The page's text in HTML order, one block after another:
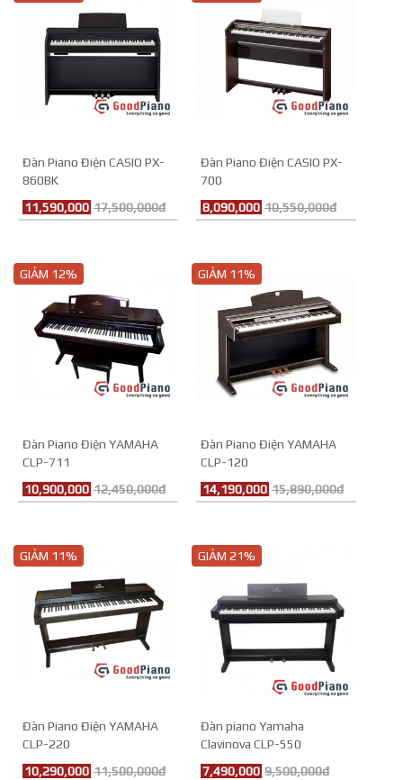
Đàn Piano Điện CASIO PX-
860BK
11,590,000 17,500,000đ
Đàn Piano Điện CASIO PX-
700
8,090,000 10,550,000đ
GIẢM 12%
Đàn Piano Điện YAMAHA
CLP-711
10,900,000 12,450,000đ
GIẢM 11%
Đàn Piano Điện YAMAHA
CLP-120
14,190,000 15,890,000đ
GIẢM 11%
Đàn Piano Điện YAMAHA
CLP-220
10,290,000 11,500,000đ
GIẢM 21%
Đàn piano Yamaha
Clavinova CLP-550
7,490,000 9,500,000đ